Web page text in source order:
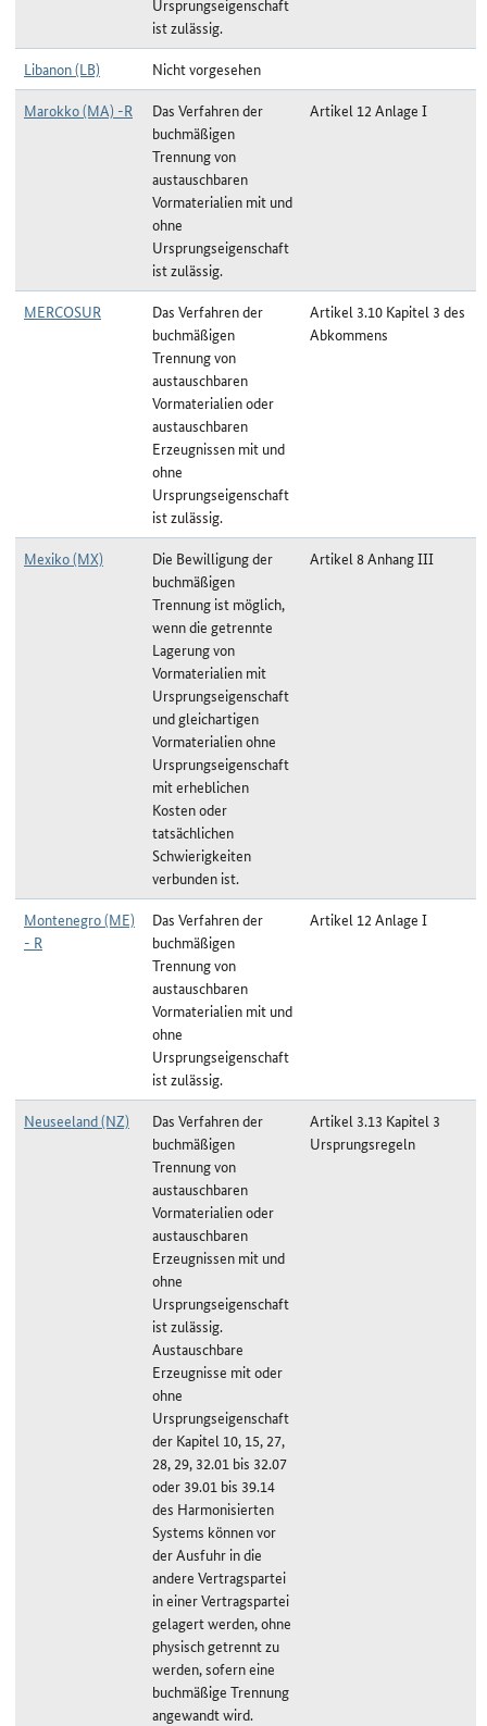
Ursprungseigenschaft
ist zulässig.
Libanon (LB)
Nicht vorgesehen
Marokko (MA) -R
Das Verfahren der
buchmäßigen
Trennung von
austauschbaren
Vormaterialien mit und
ohne
Ursprungseigenschaft
ist zulässig.
Artikel 12 Anlage I
MERCOSUR
Das Verfahren der
buchmäßigen
Trennung von
austauschbaren
Vormaterialien oder
austauschbaren
Erzeugnissen mit und
ohne
Ursprungseigenschaft
ist zulässig.
Artikel 3.10 Kapitel 3 des
Abkommens
Mexiko (MX)
Die Bewilligung der
buchmäßigen
Trennung ist möglich,
wenn die getrennte
Lagerung von
Vormaterialien mit
Ursprungseigenschaft
und gleichartigen
Vormaterialien ohne
Ursprungseigenschaft
mit erheblichen
Kosten oder
tatsächlichen
Schwierigkeiten
verbunden ist.
Artikel 8 Anhang III
Montenegro (ME)
- R
Das Verfahren der
buchmäßigen
Trennung von
austauschbaren
Vormaterialien mit und
ohne
Ursprungseigenschaft
ist zulässig.
Artikel 12 Anlage I
Neuseeland (NZ)
Das Verfahren der
buchmäßigen
Trennung von
austauschbaren
Vormaterialien oder
austauschbaren
Erzeugnissen mit und
ohne
Ursprungseigenschaft
ist zulässig.
Austauschbare
Erzeugnisse mit oder
ohne
Ursprungseigenschaft
der Kapitel 10, 15, 27,
28, 29, 32.01 bis 32.07
oder 39.01 bis 39.14
des Harmonisierten
Systems können vor
der Ausfuhr in die
andere Vertragspartei
in einer Vertragspartei
gelagert werden, ohne
physisch getrennt zu
werden, sofern eine
buchmäßige Trennung
angewandt wird.
Artikel 3.13 Kapitel 3
Ursprungsregeln